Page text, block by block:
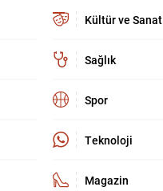
Kültür ve Sanat
Sağlık
Spor
Teknoloji
Magazin